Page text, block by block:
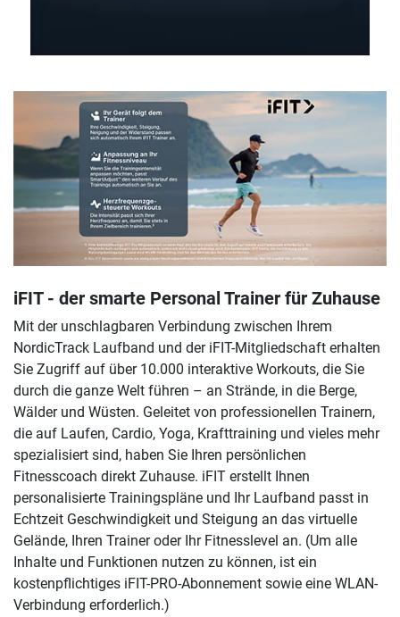
iFIT - der smarte Personal Trainer für Zuhause
Mit der unschlagbaren Verbindung zwischen Ihrem
NordicTrack Laufband und der iFIT-Mitgliedschaft erhalten
Sie Zugriff auf über 10.000 interaktive Workouts, die Sie
durch die ganze Welt führen – an Strände, in die Berge,
Wälder und Wüsten. Geleitet von professionellen Trainern,
die auf Laufen, Cardio, Yoga, Krafttraining und vieles mehr
spezialisiert sind, haben Sie Ihren persönlichen
Fitnesscoach direkt Zuhause. iFIT erstellt Ihnen
personalisierte Trainingspläne und Ihr Laufband passt in
Echtzeit Geschwindigkeit und Steigung an das virtuelle
Gelände, Ihren Trainer oder Ihr Fitnesslevel an. (Um alle
Inhalte und Funktionen nutzen zu können, ist ein
kostenpflichtiges iFIT-PRO-Abonnement sowie eine WLAN-
Verbindung erforderlich.)